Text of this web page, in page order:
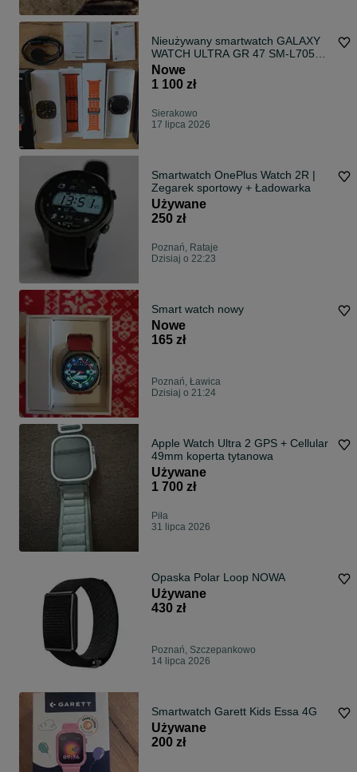
Nieużywany smartwatch GALAXY
WATCH ULTRA GR 47 SM-L705
Tytanowy Szary
Nowe
1 100 zł
Sierakowo
17 lipca 2026
Smartwatch OnePlus Watch 2R |
Zegarek sportowy + Ładowarka
Używane
250 zł
Poznań, Rataje
Dzisiaj o 22:23
Smart watch nowy
Nowe
165 zł
Poznań, Ławica
Dzisiaj o 21:24
Apple Watch Ultra 2 GPS + Cellular
49mm koperta tytanowa
Używane
1 700 zł
Piła
31 lipca 2026
Opaska Polar Loop NOWA
Używane
430 zł
Poznań, Szczepankowo
14 lipca 2026
Smartwatch Garett Kids Essa 4G
Używane
200 zł